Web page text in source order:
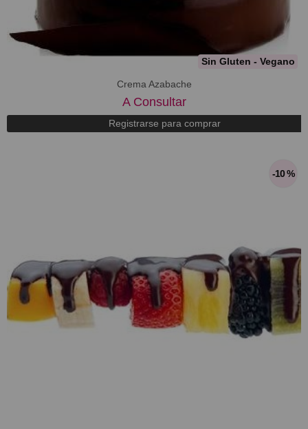
Sin Gluten - Vegano
Crema Azabache
A Consultar
Registrarse para comprar
-10 %